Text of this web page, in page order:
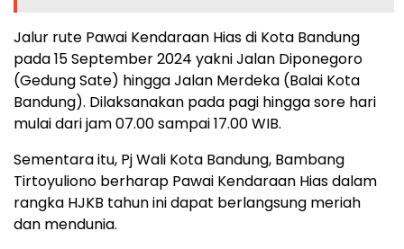
Jalur rute Pawai Kendaraan Hias di Kota Bandung
pada 15 September 2024 yakni Jalan Diponegoro
(Gedung Sate) hingga Jalan Merdeka (Balai Kota
Bandung). Dilaksanakan pada pagi hingga sore hari
mulai dari jam 07.00 sampai 17.00 WIB.
Sementara itu, Pj Wali Kota Bandung, Bambang
Tirtoyuliono berharap Pawai Kendaraan Hias dalam
rangka HJKB tahun ini dapat berlangsung meriah
dan mendunia.